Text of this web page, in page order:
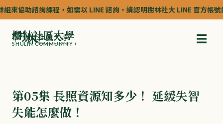
來協助諮詢課程，如需以 LINE 諮詢，請認明樹林社大 LINE 官方帳
樹林社區大學
SHULIN COMMUNITY COLLEGE ☰
第05集 長照資源知多少！ 延緩失智
失能怎麼做！